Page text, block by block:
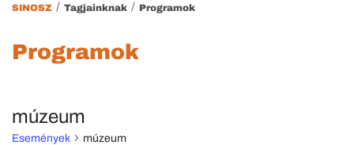
SINOSZ / Tagjainknak / Programok
Programok
múzeum
Események múzeum